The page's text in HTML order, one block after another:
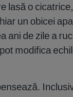
lasă o
un obicei
ani de zile a
modifica